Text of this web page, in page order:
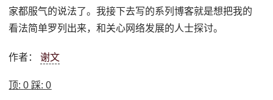
家都服气的说法了。我接下去写的系列博客就是想把我的
看法简单罗列出来，和关心网络发展的人士探讨。
作者：谢文
顶:0 踩:0